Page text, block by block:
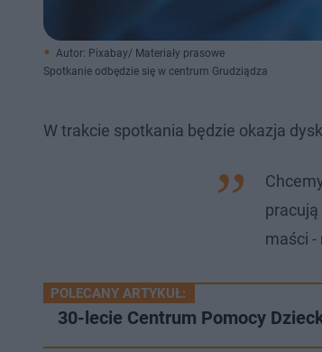
Autor: Pixabay/ Materiały prasowe
Spotkanie odbędzie się w centrum Grudziądza
W trakcie spotkania będzie okazja
maści -
POLECANY ARTYKUŁ:
30-lecie Centrum Pomocy